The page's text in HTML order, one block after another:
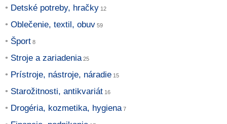
Detské potreby, hračky
Oblečenie, textil, obuv
Šport
Stroje a zariadenia
Prístroje, nástroje, náradie
Starožitnosti, antikvariát
Drogéria, kozmetika, hygiena